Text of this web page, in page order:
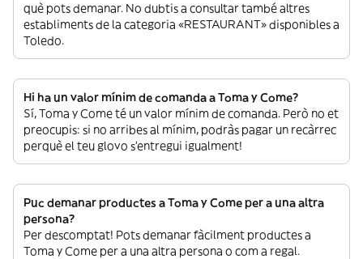
què pots demanar. No dubtis a consultar també altres
establiments de la categoria «RESTAURANT» disponibles a
Toledo.
Hi ha un valor mínim de comanda a Toma y Come?
Sí, Toma y Come té un valor mínim de comanda. Però no et
preocupis: si no arribes al mínim, podràs pagar un recàrrec
perquè el teu glovo s’entregui igualment!
Puc demanar productes a Toma y Come per a una altra
persona?
Per descomptat! Pots demanar fàcilment productes a
Toma y Come per a una altra persona o com a regal.